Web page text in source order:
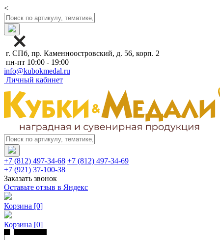
<
г. СПб, пр. Каменноостровский, д. 56, корп. 2
пн-пт 10:00 - 19:00
info@kubokmedal.ru
Личный кабинет
+7 (812) 497-34-68 +7 (812) 497-34-69
+7 (921) 37-100-38
Заказать звонок
Оставьте отзыв в Яндекс
Корзина [0]
Корзина [0]